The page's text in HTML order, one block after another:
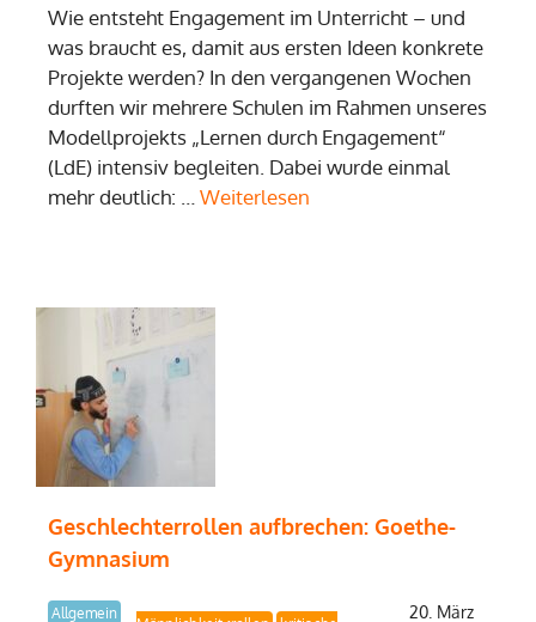
Wie entsteht Engagement im Unterricht – und
was braucht es, damit aus ersten Ideen konkrete
Projekte werden? In den vergangenen Wochen
durften wir mehrere Schulen im Rahmen unseres
Modellprojekts „Lernen durch Engagement“
(LdE) intensiv begleiten. Dabei wurde einmal
mehr deutlich: … Weiterlesen
Geschlechterrollen aufbrechen: Goethe-
Gymnasium
Allgemein 20. März